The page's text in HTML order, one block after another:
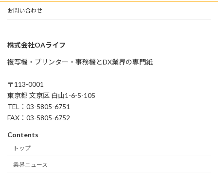
お問い合わせ
株式会社OAライフ
複写機・プリンター・事務機とDX業界の専門紙
〒113-0001
東京都 文京区 白山1-6-5-105
TEL：03-5805-6751
FAX：03-5805-6752
Contents
トップ
業界ニュース